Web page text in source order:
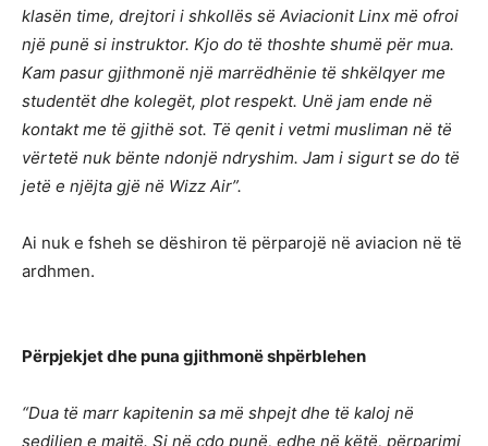
klasën time, drejtori i shkollës së Aviacionit Linx më ofroi
një punë si instruktor. Kjo do të thoshte shumë për mua.
Kam pasur gjithmonë një marrëdhënie të shkëlqyer me
studentët dhe kolegët, plot respekt. Unë jam ende në
kontakt me të gjithë sot. Të qenit i vetmi musliman në të
vërtetë nuk bënte ndonjë ndryshim. Jam i sigurt se do të
jetë e njëjta gjë në Wizz Air”.
Ai nuk e fsheh se dëshiron të përparojë në aviacion në të
ardhmen.
Përpjekjet dhe puna gjithmonë shpërblehen
“Dua të marr kapitenin sa më shpejt dhe të kaloj në
sediljen e majtë. Si në çdo punë, edhe në këtë, përparimi